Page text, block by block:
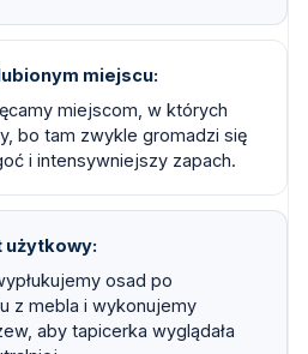
miejscu
miejscom, w których
bo tam zwykle gromadzi się
i intensywniejszy zapach.
użytkowy
osad po
z mebla i wykonujemy
aby tapicerka wyglądała